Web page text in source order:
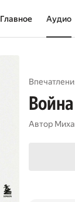
Главное Аудио
Автор